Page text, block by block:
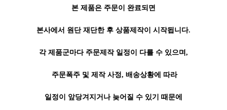
본 제품은 주문이 완료되면
본사에서 원단 재단한 후 상품제작이 시작됩니다.
각 제품군마다 주문제작 일정이 다를 수 있으며,
주문폭주 및 제작 사정, 배송상황에 따라
일정이 앞당겨지거나 늦어질 수 있기 때문에